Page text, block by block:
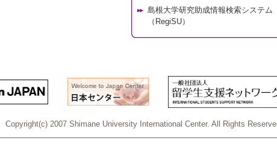
島根大学研究助成情報検索システム
（RegiSU）
Copyright(c) 2007 Shimane University International Center. All Rights